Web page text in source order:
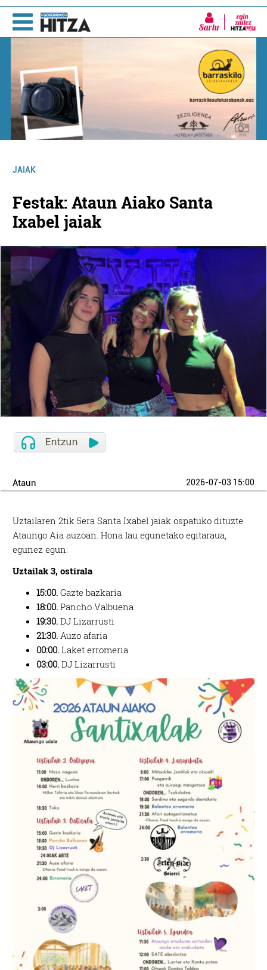
Sartu
JAIAK
Festak: Ataun Aiako Santa
Ixabel jaiak
Ataun 2026-07-03 15:00
Uztailaren 2tik 5era Santa Ixabel jaiak ospatuko dituzte
Ataungo Aia auzoan. Hona lau egunetako egitaraua,
egunez egun:
Uztailak 3, ostirala
15:00. Gazte bazkaria
18:00. Pancho Valbuena
19:30. DJ Lizarrusti
21:30. Auzo afaria
00:00. Laket erromeria
03:00. DJ Lizarrusti